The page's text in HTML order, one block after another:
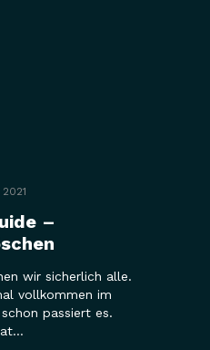
–
wir sicherlich alle.
vollkommen im
passiert es.